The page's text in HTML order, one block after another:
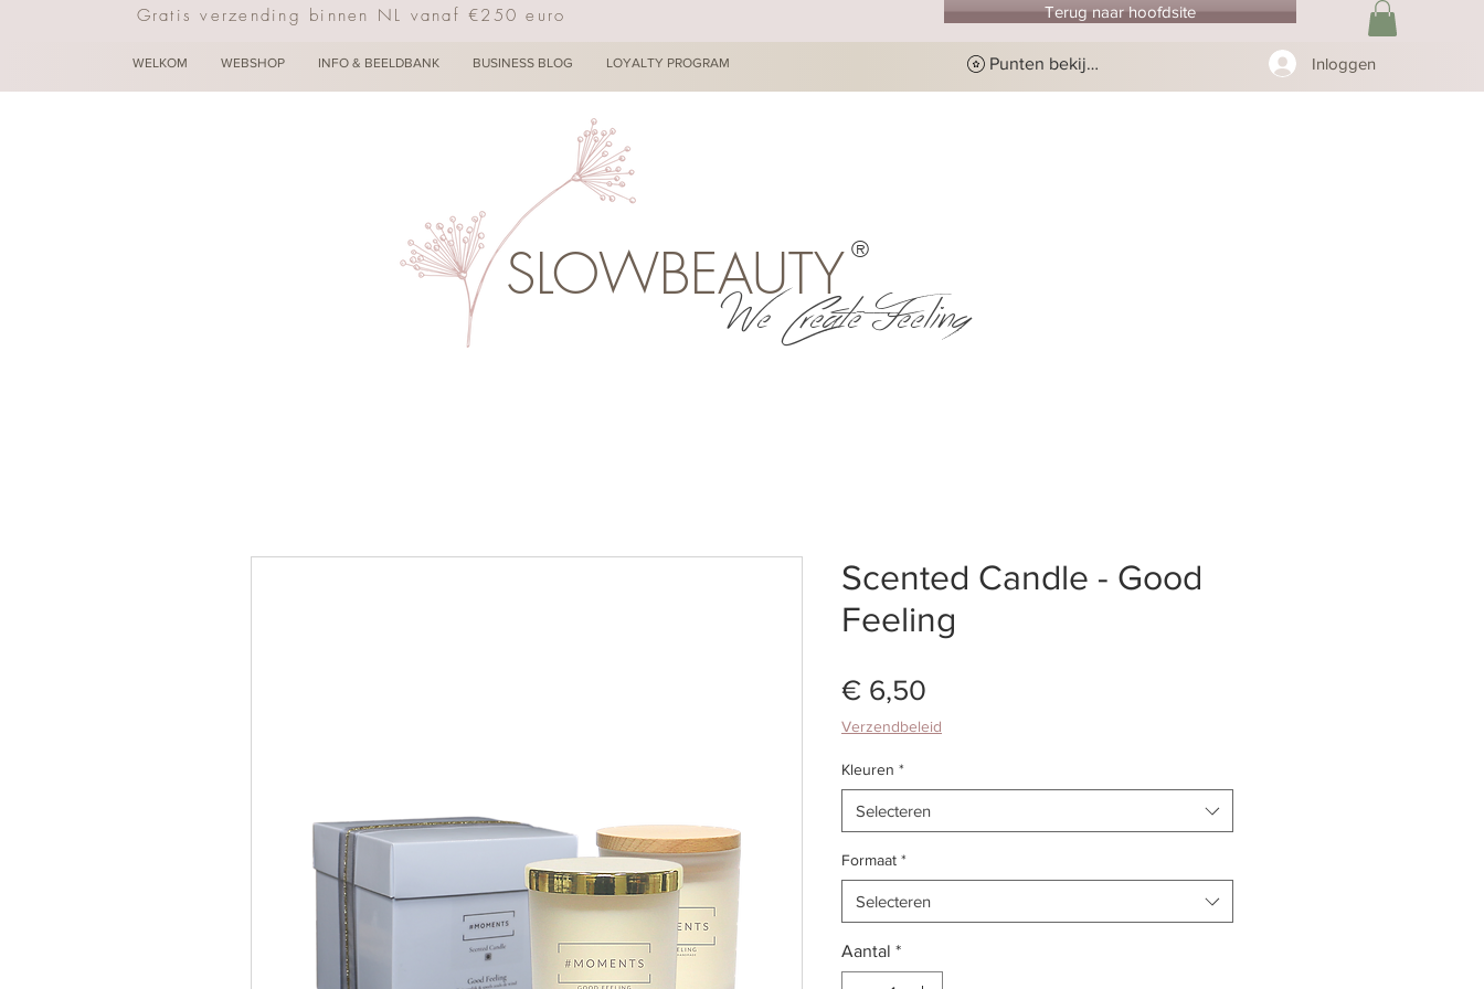
Gratis verzending binnen NL vanaf €250 euro Terug naar hoofdsite
WELKOM WEBSHOP INFO & BEELDBANK BUSINESS BLOG LOYALTY PROGRAM Punten bekijken Inloggen
SLOWBEAUTY ®
We Create Feeling
Scented Candle - Good
Feeling
€ 6,50
Verzendbeleid
Kleuren *
Selecteren
Formaat *
Selecteren
Aantal *